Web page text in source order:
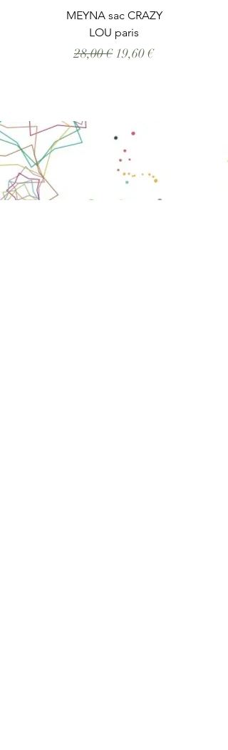
MEYNA sac CRAZY
LOU paris
Prix original
28,00 € Prix promotionnel
19,60 €